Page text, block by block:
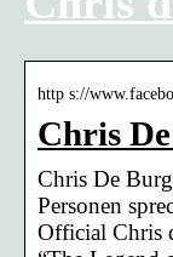
http s://
Chris
Chris De
Personen
Official Chris